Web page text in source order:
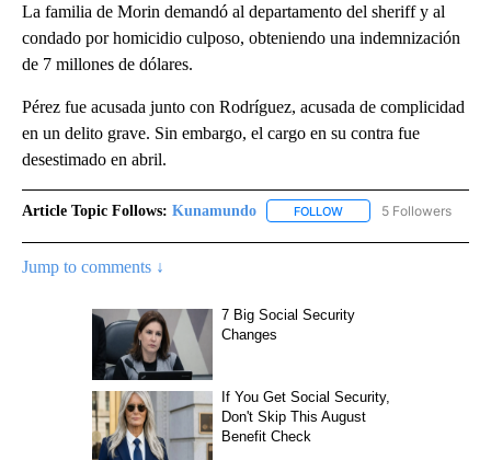
La familia de Morin demandó al departamento del sheriff y al
condado por homicidio culposo, obteniendo una indemnización
de 7 millones de dólares.
Pérez fue acusada junto con Rodríguez, acusada de complicidad
en un delito grave. Sin embargo, el cargo en su contra fue
desestimado en abril.
Article Topic Follows: Kunamundo FOLLOW FOLLOW5 Followers
Jump to comments ↓